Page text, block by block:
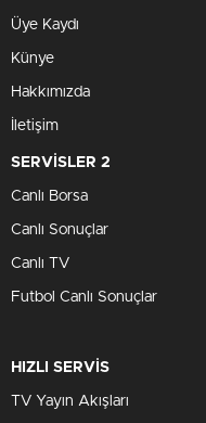
Üye Kaydı
Künye
Hakkımızda
İletişim
SERVİSLER 2
Canlı Borsa
Canlı Sonuçlar
Canlı TV
Futbol Canlı Sonuçlar
HIZLI SERVİS
TV Yayın Akışları